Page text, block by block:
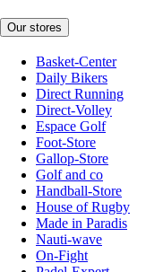
Our stores
Basket-Center
Daily Bikers
Direct Running
Direct-Volley
Espace Golf
Foot-Store
Gallop-Store
Golf and co
Handball-Store
House of Rugby
Made in Paradis
Nauti-wave
On-Fight